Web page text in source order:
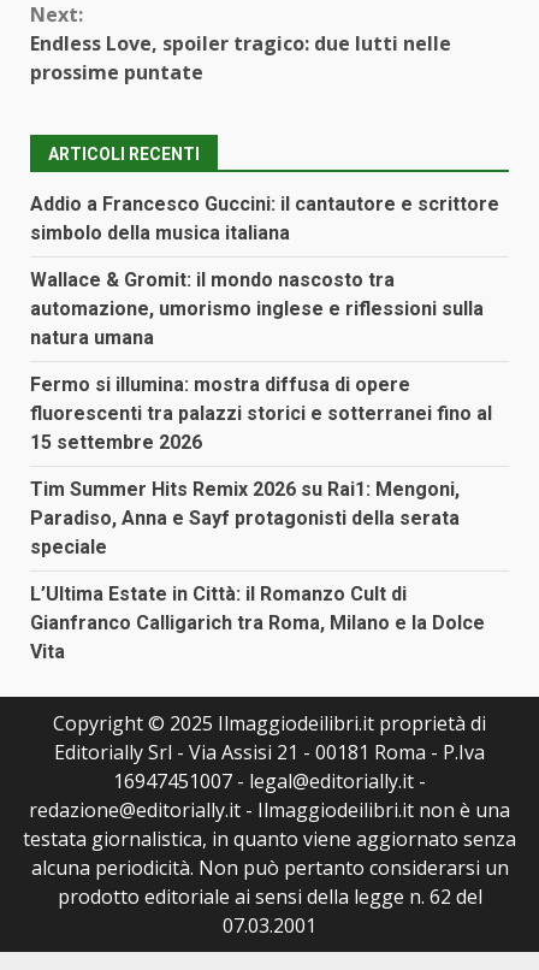
Next:
Endless Love, spoiler tragico: due lutti nelle
prossime puntate
ARTICOLI RECENTI
Addio a Francesco Guccini: il cantautore e scrittore
simbolo della musica italiana
Wallace & Gromit: il mondo nascosto tra
automazione, umorismo inglese e riflessioni sulla
natura umana
Fermo si illumina: mostra diffusa di opere
fluorescenti tra palazzi storici e sotterranei fino al
15 settembre 2026
Tim Summer Hits Remix 2026 su Rai1: Mengoni,
Paradiso, Anna e Sayf protagonisti della serata
speciale
L’Ultima Estate in Città: il Romanzo Cult di
Gianfranco Calligarich tra Roma, Milano e la Dolce
Vita
Copyright © 2025 Ilmaggiodeilibri.it proprietà di
Editorially Srl - Via Assisi 21 - 00181 Roma - P.Iva
16947451007 - legal@editorially.it -
redazione@editorially.it - Ilmaggiodeilibri.it non è una
testata giornalistica, in quanto viene aggiornato senza
alcuna periodicità. Non può pertanto considerarsi un
prodotto editoriale ai sensi della legge n. 62 del
07.03.2001